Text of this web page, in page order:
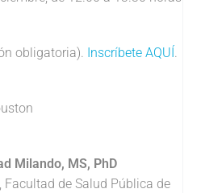
obligatoria). Inscríbete AQUÍ
Milando, MS, PhD
Facultad de Salud Pública de